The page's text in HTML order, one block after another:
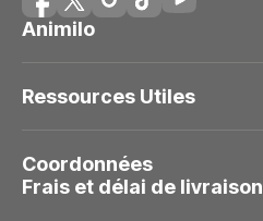
Animilo
Ressources Utiles
Coordonnées
Frais et délai de livraison